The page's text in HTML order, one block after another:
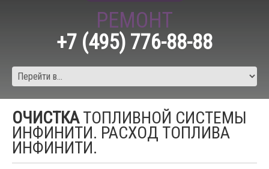
РЕМОНТ
+7 (495) 776-88-88
ОЧИСТКАТОПЛИВНОЙ СИСТЕМЫ
ИНФИНИТИ. РАСХОД ТОПЛИВА
ИНФИНИТИ.